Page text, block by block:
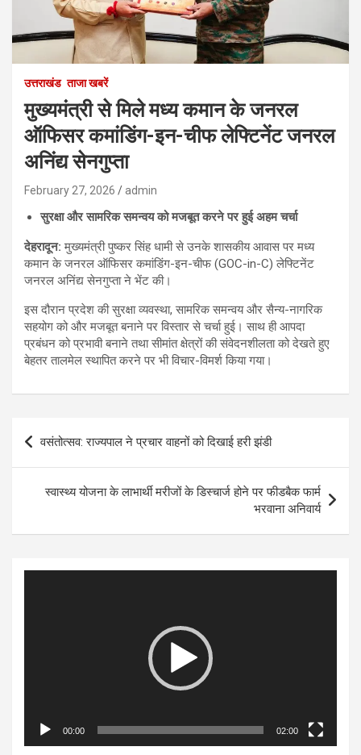
उत्तराखंड ताजा खबरें
मुख्यमंत्री से मिले मध्य कमान के जनरल
ऑफिसर कमांडिंग-इन-चीफ लेफ्टिनेंट जनरल
अनिंद्य सेनगुप्ता
February 27, 2026 admin
सुरक्षा और सामरिक समन्वय को मजबूत करने पर हुई अहम चर्चा
देहरादून:मुख्यमंत्री पुष्कर सिंह धामी से उनके शासकीय आवास पर मध्य
कमान के जनरल ऑफिसर कमांडिंग-इन-चीफ (GOC-in-C) लेफ्टिनेंट
जनरल अनिंद्य सेनगुप्ता ने भेंट की।
इस दौरान प्रदेश की सुरक्षा व्यवस्था, सामरिक समन्वय और सैन्य-नागरिक
सहयोग को और मजबूत बनाने पर विस्तार से चर्चा हुई। साथ ही आपदा
प्रबंधन को प्रभावी बनाने तथा सीमांत क्षेत्रों की संवेदनशीलता को देखते हुए
बेहतर तालमेल स्थापित करने पर भी विचार-विमर्श किया गया।
Post
navigation
वसंतोत्सव: राज्यपाल ने प्रचार वाहनों को दिखाई हरी झंडी
स्वास्थ्य योजना के लाभार्थी मरीजों के डिस्चार्ज होने पर फीडबैक फार्म
भरवाना अनिवार्य
00:00 02:00